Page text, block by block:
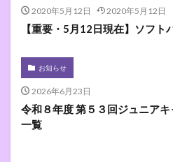
2020年5月12日 2020年5月12日
【重要・5月12日現在】ソフト
お知らせ
2026年6月23日
令和８年度 第５３回ジュニア
一覧